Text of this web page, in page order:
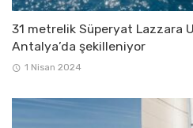
31 metrelik Süperyat Lazzara
Antalya’da şekilleniyor
1 Nisan 2024